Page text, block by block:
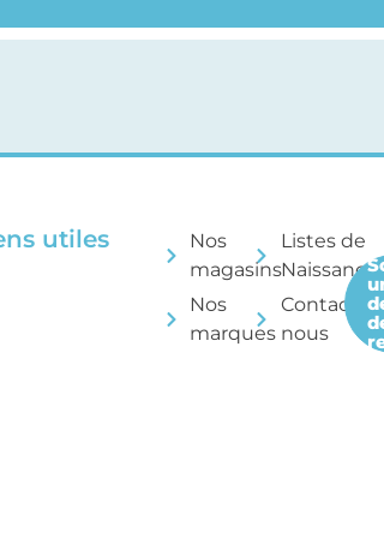
utiles
Nos
magasins
Nos
marques
Listes de
Naissance
nous